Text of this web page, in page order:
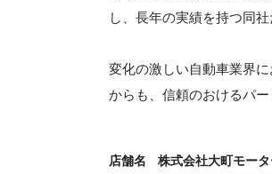
し、長年の実績を持つ同
変化の激しい自動車業界
からも、信頼のおけるパ
店舗名 株式会社大町モー